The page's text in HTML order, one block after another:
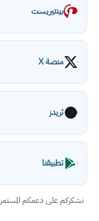
بينتيريست
منصة X
ثريدز
تطبيقنا
نشكركم على دعمكم